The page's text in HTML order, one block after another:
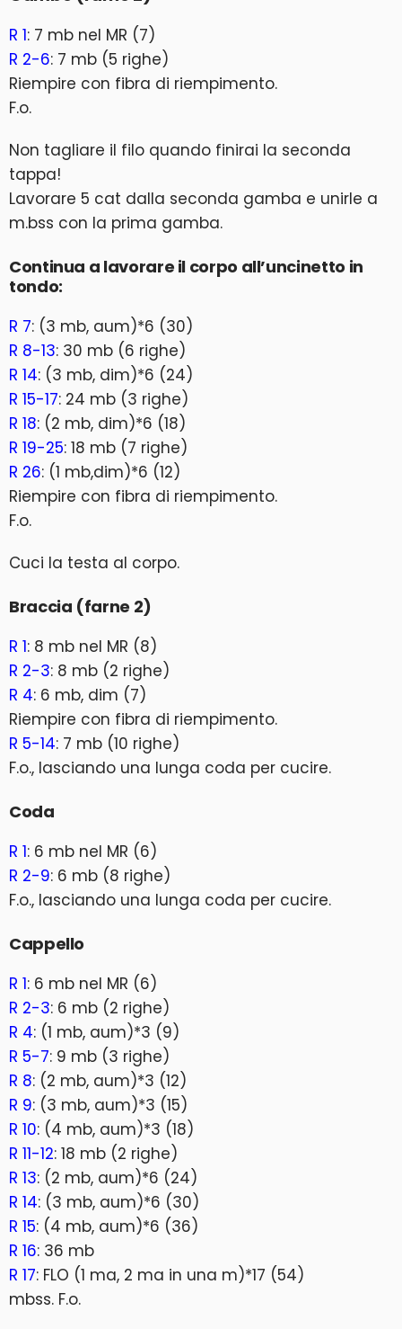
R 1: 7 mb nel MR (7)
R 2-6: 7 mb (5 righe)
Riempire con fibra di riempimento.
F.o.
Non tagliare il filo quando finirai la seconda
tappa!
Lavorare 5 cat dalla seconda gamba e unirle a
m.bss con la prima gamba.
Continua a lavorare il corpo all’uncinetto in
tondo:
R 7: (3 mb, aum)*6 (30)
R 8-13: 30 mb (6 righe)
R 14: (3 mb, dim)*6 (24)
R 15-17: 24 mb (3 righe)
R 18: (2 mb, dim)*6 (18)
R 19-25: 18 mb (7 righe)
R 26: (1 mb,dim)*6 (12)
Riempire con fibra di riempimento.
F.o.
Cuci la testa al corpo.
Braccia (farne 2)
R 1: 8 mb nel MR (8)
R 2-3: 8 mb (2 righe)
R 4: 6 mb, dim (7)
Riempire con fibra di riempimento.
R 5-14: 7 mb (10 righe)
F.o., lasciando una lunga coda per cucire.
Coda
R 1: 6 mb nel MR (6)
R 2-9: 6 mb (8 righe)
F.o., lasciando una lunga coda per cucire.
Cappello
R 1: 6 mb nel MR (6)
R 2-3: 6 mb (2 righe)
R 4: (1 mb, aum)*3 (9)
R 5-7: 9 mb (3 righe)
R 8: (2 mb, aum)*3 (12)
R 9: (3 mb, aum)*3 (15)
R 10: (4 mb, aum)*3 (18)
R 11-12: 18 mb (2 righe)
R 13: (2 mb, aum)*6 (24)
R 14: (3 mb, aum)*6 (30)
R 15: (4 mb, aum)*6 (36)
R 16: 36 mb
R 17: FLO (1 ma, 2 ma in una m)*17 (54)
mbss. F.o.